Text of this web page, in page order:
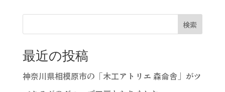
検索
最近の投稿
神奈川県相模原市の「木工アトリエ 森侖舎」がツ